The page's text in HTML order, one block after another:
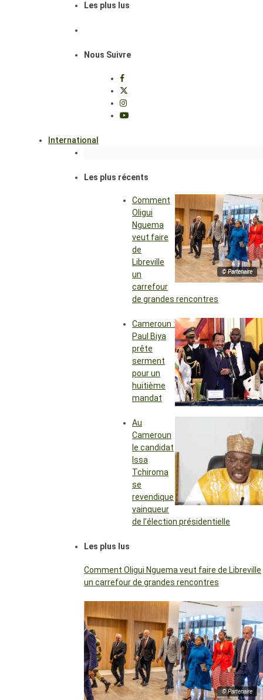
Les plus lus
Nous Suivre
International
Les plus récents
© Partenaire
Comment
Oligui
Nguema
veut faire
de
Libreville
un
carrefour
de grandes rencontres
Cameroun :
Paul Biya
prête
serment
pour un
huitième
mandat
Au
Cameroun
le candidat
Issa
Tchiroma
se
revendique
vainqueur
de l’élection présidentielle
Les plus lus
Comment Oligui Nguema veut faire de Libreville
un carrefour de grandes rencontres
© Partenaire